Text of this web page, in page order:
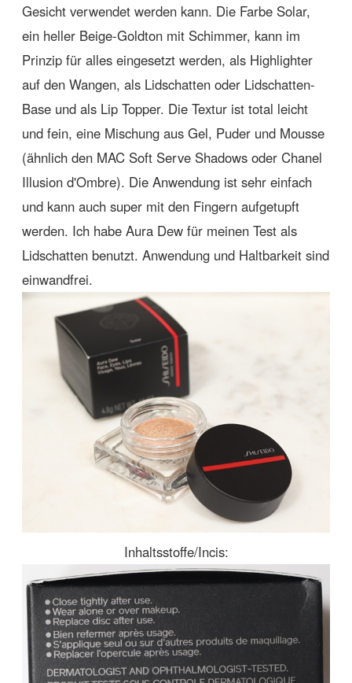
Gesicht verwendet werden kann. Die Farbe Solar,
ein heller Beige-Goldton mit Schimmer, kann im
Prinzip für alles eingesetzt werden, als Highlighter
auf den Wangen, als Lidschatten oder Lidschatten-
Base und als Lip Topper. Die Textur ist total leicht
und fein, eine Mischung aus Gel, Puder und Mousse
(ähnlich den MAC Soft Serve Shadows oder Chanel
Illusion d'Ombre). Die Anwendung ist sehr einfach
und kann auch super mit den Fingern aufgetupft
werden. Ich habe Aura Dew für meinen Test als
Lidschatten benutzt. Anwendung und Haltbarkeit sind
einwandfrei.
Inhaltsstoffe/Incis: